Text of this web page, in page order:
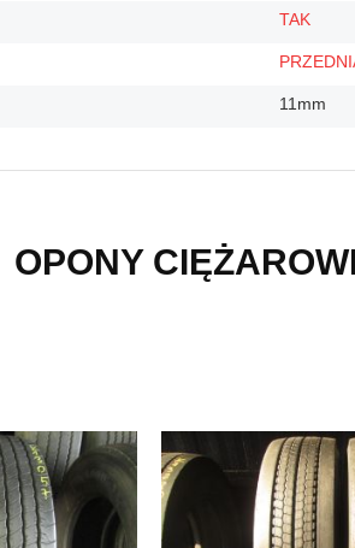
TAK
11mm
OPONY